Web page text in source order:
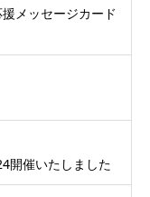
メッセージカード
開催いたしました